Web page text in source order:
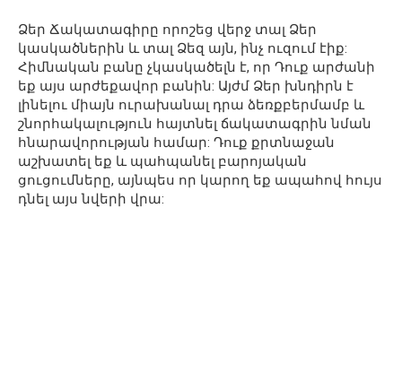
Ձեր Ճակատագիրը որոշեց վերջ տալ Ձեր
կասկածներին և տալ Ձեզ այն, ինչ ուզում էիք:
Հիմնական բանը չկասկածելն է, որ Դուք արժանի
եք այս արժեքավոր բանին: Այժմ Ձեր խնդիրն է
լինելու միայն ուրախանալ դրա ձեռքբերմամբ և
շնորհակալություն հայտնել ճակատագրին նման
հնարավորության համար: Դուք քրտնաջան
աշխատել եք և պահպանել բարոյական
ցուցումները, այնպես որ կարող եք ապահով հույս
դնել այս նվերի վրա: